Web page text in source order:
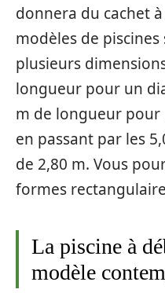
donnera du cachet
modèles de
plusieurs
longueur pour un
m de longueur pour
en passant par les
de 2,80 m. Vous
formes
La piscine à
modèle